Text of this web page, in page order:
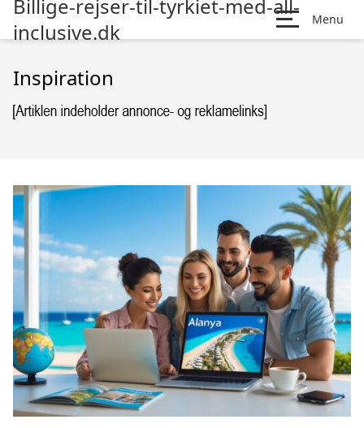
Billige-rejser-til-tyrkiet-med-all-
inclusive.dk
Menu
Inspiration